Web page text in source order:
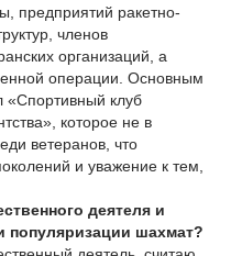
предприятий ракетно-
членов
организаций, а
операции. Основным
«Спортивный клуб
которое не в
ветеранов, что
и уважение к тем,
деятеля и
популяризации шахмат?